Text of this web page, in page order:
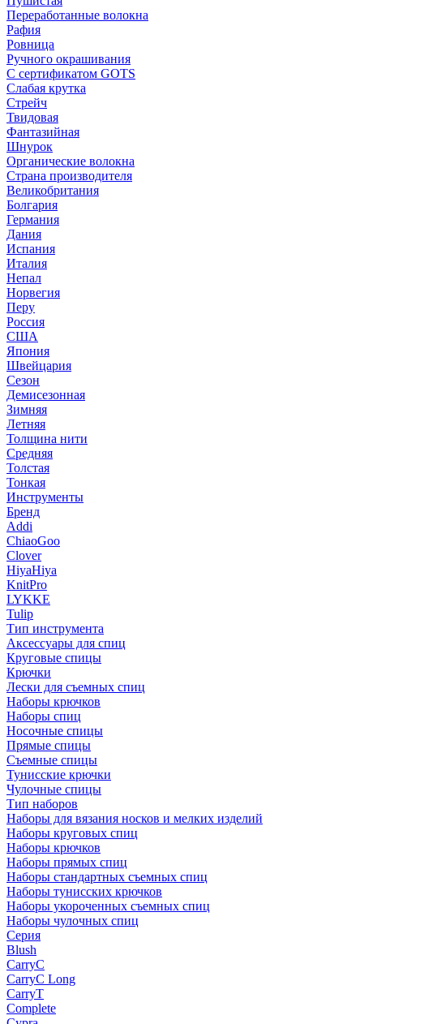
Переработанные волокна
Рафия
Ровница
Ручного окрашивания
С сертификатом GOTS
Слабая крутка
Стрейч
Твидовая
Фантазийная
Шнурок
Органические волокна
Страна производителя
Великобритания
Болгария
Германия
Дания
Испания
Италия
Непал
Норвегия
Перу
Россия
США
Япония
Швейцария
Сезон
Демисезонная
Зимняя
Летняя
Толщина нити
Средняя
Толстая
Тонкая
Инструменты
Бренд
Addi
ChiaoGoo
Clover
HiyaHiya
KnitPro
LYKKE
Tulip
Тип инструмента
Аксессуары для спиц
Круговые спицы
Крючки
Лески для съемных спиц
Наборы крючков
Наборы спиц
Носочные спицы
Прямые спицы
Съемные спицы
Тунисские крючки
Чулочные спицы
Тип наборов
Наборы для вязания носков и мелких изделий
Наборы круговых спиц
Наборы крючков
Наборы прямых спиц
Наборы стандартных съемных спиц
Наборы тунисских крючков
Наборы укороченных съемных спиц
Наборы чулочных спиц
Серия
Blush
CarryC
CarryC Long
CarryT
Complete